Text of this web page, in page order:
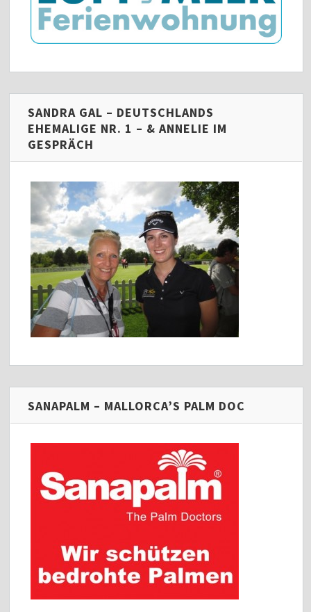
SANDRA GAL – DEUTSCHLANDS
EHEMALIGE NR. 1 – & ANNELIE IM
GESPRÄCH
SANAPALM – MALLORCA’S PALM DOC